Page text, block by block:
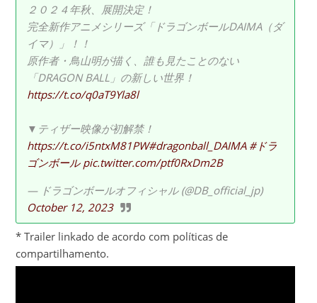
２０２４年秋、展開決定！
完全新作アニメシリーズ「ドラゴンボールDAIMA（ダ
イマ）」！！
原作者・鳥山明が描く、誰も見たことのない
「DRAGON BALL」の新しい世界！
https://t.co/q0aT9Yla8l
▼ティザー映像が初解禁！
https://t.co/i5ntxM81PW#dragonball_DAIMA #ドラ
ゴンボール pic.twitter.com/ptf0RxDm2B
— ドラゴンボールオフィシャル (@DB_official_jp)
October 12, 2023
* Trailer linkado de acordo com políticas de
compartilhamento.